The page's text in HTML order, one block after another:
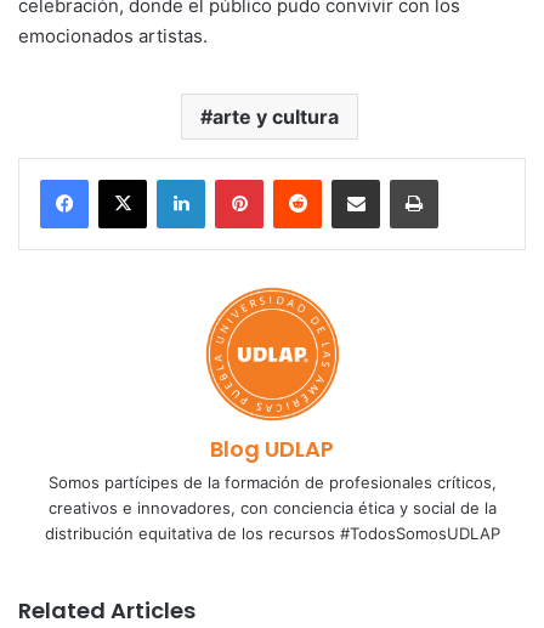
celebración, donde el público pudo convivir con los
emocionados artistas.
arte y cultura
LinkedInPinterestReddit Share via Email Print
Blog UDLAP
Somos partícipes de la formación de profesionales críticos,
creativos e innovadores, con conciencia ética y social de la
distribución equitativa de los recursos #TodosSomosUDLAP
Related Articles